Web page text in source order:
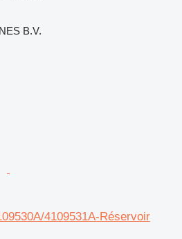
B.V.
4109531A-Réservoir